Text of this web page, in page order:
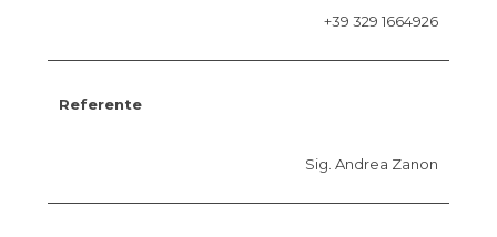
+39 329 1664926
Referente
Sig. Andrea Zanon